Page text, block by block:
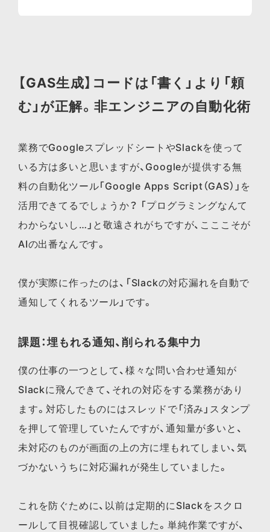
【GAS生成】コードは「書く」より「頼
む」が正解。 非エンジニアの自動化術
業務でGoogleスプレッドシートやSlackを使って
いる方は多いと思いますが、Googleが提供する無
料の自動化ツール「Google Apps Script（GAS）」を
活用できてるでしょうか？ 「プログラミングなんて
わからないし…」と敬遠されがちですが、こここそが
AIの出番なんです。
僕が実際に作ったのは、「Slackの対応漏れを自動で
通知してくれるツール」です。
課題：埋もれる通知、削られる集中力
僕の仕事の一つとして、様々な問い合わせ通知が
Slackに飛んできて、それの対応をする業務があり
ます。対応したものにはスレッドで「済み」スタンプ
を押して管理していたんですが、通知量が多いと、
未対応のものが画面の上の方に埋もれてしまい、気
づかないうちに対応漏れが発生していました。
これを防ぐために、以前は定期的にSlackをスクロ
ールして目視確認していました。単純作業ですが、